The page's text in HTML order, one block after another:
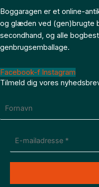
Boggaragen er et online-
og glæden ved (gen)brugte
secondhand, og alle
genbrugsemballage.
Facebook-f Instagram
Tilmeld dig vores